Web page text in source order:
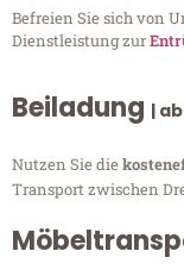
Befreien Sie sich von
Dienstleistung zur
Beiladung |
Nutzen Sie die
Transport zwischen